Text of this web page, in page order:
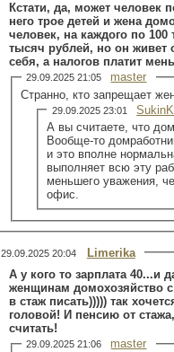
Кстати, да, может человек
него трое детей и жена
человек, на каждого по 100
тысяч рублей, но он живет
себя, а налогов платит
29.09.2025 21:05
master
Странно, кто запрещает
29.09.2025 23:01
А вы считаете, что
Вообще-то
и это вполне
выполняет всю эту
меньшего уважения,
офис.
29.09.2025 20:04
Limerika
А у кого то зарплата 40...и
женщинам домохозяйство
в стаж писать))))) так
головой! И пенсию от
считать!
29.09.2025 21:06
master